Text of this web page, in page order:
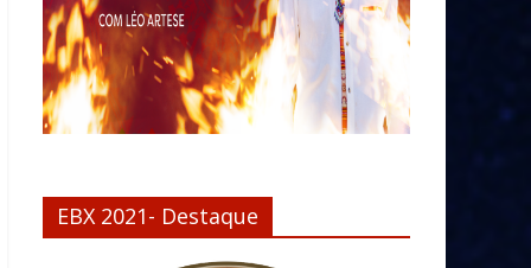
EBX 2021- Destaque